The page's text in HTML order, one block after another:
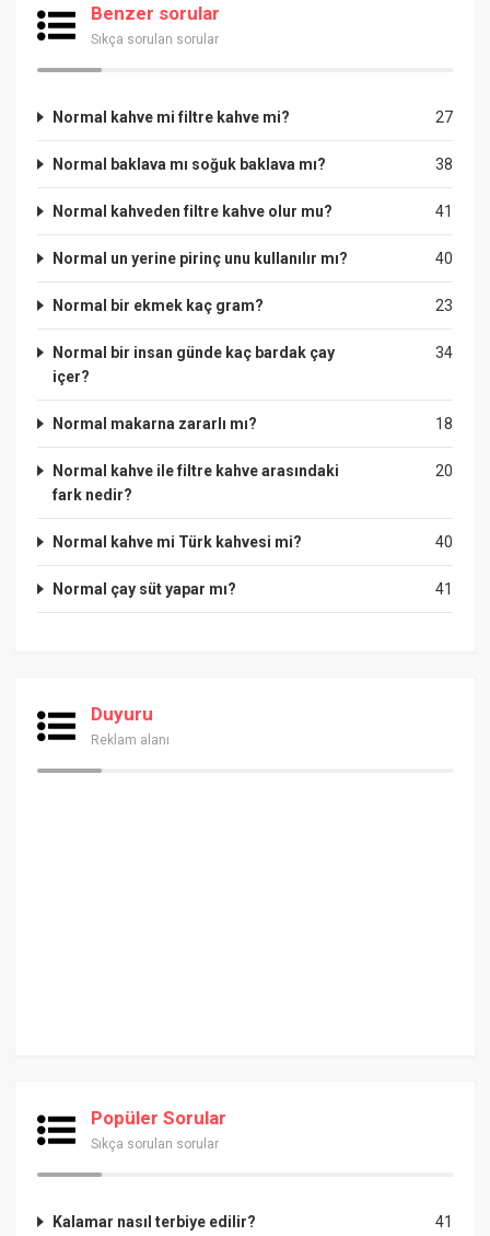
Benzer sorular
Sıkça sorulan sorular
27
Normal kahve mi filtre kahve mi?
38
Normal baklava mı soğuk baklava mı?
41
Normal kahveden filtre kahve olur mu?
40
Normal un yerine pirinç unu kullanılır mı?
23
Normal bir ekmek kaç gram?
34
Normal bir insan günde kaç bardak çay
içer?
18
Normal makarna zararlı mı?
20
Normal kahve ile filtre kahve arasındaki
fark nedir?
40
Normal kahve mi Türk kahvesi mi?
41
Normal çay süt yapar mı?
Duyuru
Reklam alanı
Popüler Sorular
Sıkça sorulan sorular
41
Kalamar nasıl terbiye edilir?